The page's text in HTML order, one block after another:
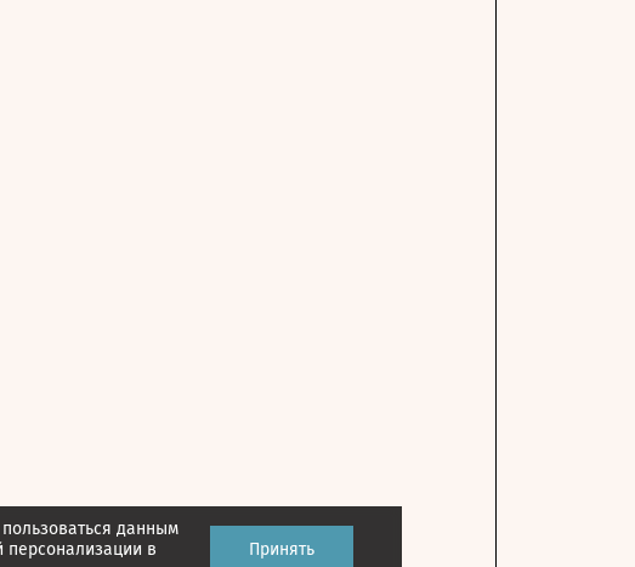
данным
персонализации в
Принять